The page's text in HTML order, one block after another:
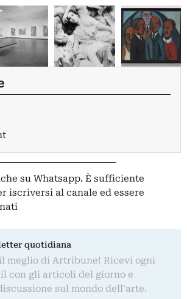
su Whatsapp. È sufficiente
iscriversi al canale ed essere
quotidiana
meglio di Artribune! Ricevi ogni
con gli articoli del giorno e
sul mondo dell'arte.